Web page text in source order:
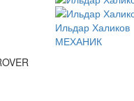
Ильдар Халиков
МЕХАНИК